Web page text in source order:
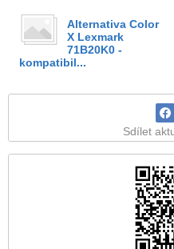
Alternativa Color
X Lexmark
71B20K0 -
kompatibil...
Sdílet